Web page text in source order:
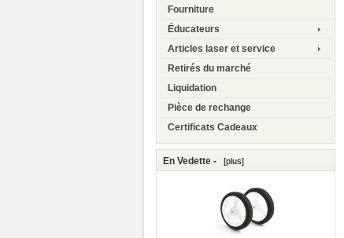
Fourniture
Éducateurs
Articles laser et service
Retirés du marché
Liquidation
Pièce de rechange
Certificats Cadeaux
En Vedette - [plus]